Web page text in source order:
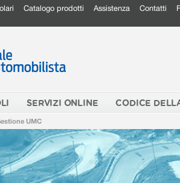
Catalogo prodotti Assistenza Contatti
SERVIZI ONLINE CODICE
UMC